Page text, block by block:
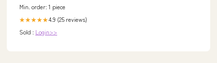
Min. order: 1 piece
★★★★★4.9 (25 reviews)
Sold : Login>>